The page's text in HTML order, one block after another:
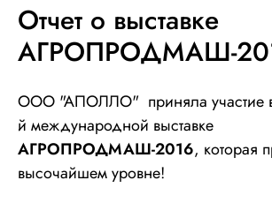
Отчет о выставке
АГРОПРОДМАШ-
ООО "АПОЛЛО" приняла участие
й международной выставке
АГРОПРОДМАШ-2016, которая
высочайшем уровне!